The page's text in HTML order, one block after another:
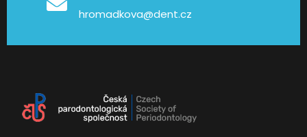
hromadkova@dent.cz